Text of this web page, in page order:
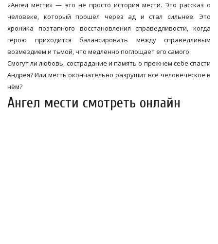
«Ангел мести» — это не просто история мести. Это рассказ о
человеке, который прошёл через ад и стал сильнее. Это
хроника поэтапного восстановления справедливости, когда
герою приходится балансировать между справедливым
возмездием и тьмой, что медленно поглощает его самого.
Смогут ли любовь, сострадание и память о прежнем себе спасти
Андрея? Или месть окончательно разрушит всё человеческое в
нём?
Ангел мести смотреть онлайн